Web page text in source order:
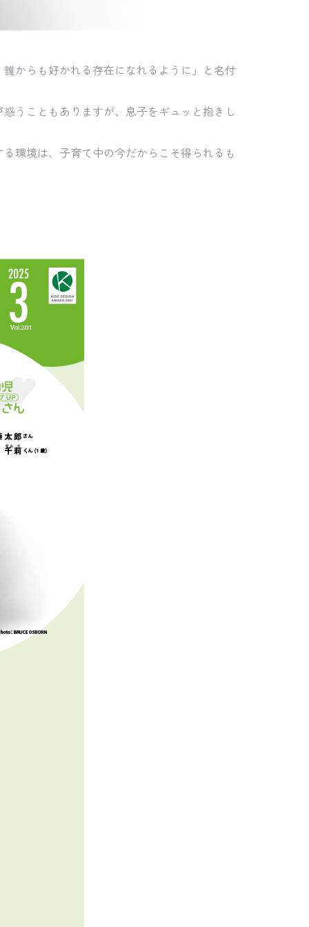
からも好かれる存在になれるように」と名付
うこともありますが、息子をギュッと抱きし
環境は、子育て中の今だからこそ得られるも